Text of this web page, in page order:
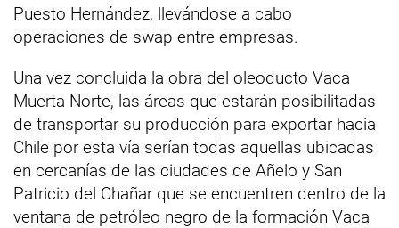
Puesto Hernández, llevándose a cabo
operaciones de swap entre empresas.
Una vez concluida la obra del oleoducto Vaca
Muerta Norte, las áreas que estarán posibilitadas
de transportar su producción para exportar hacia
Chile por esta vía serían todas aquellas ubicadas
en cercanías de las ciudades de Añelo y San
Patricio del Chañar que se encuentren dentro de la
ventana de petróleo negro de la formación Vaca